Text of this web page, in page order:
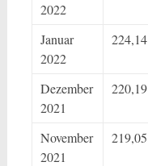
2022
Januar
2022
224,14
Dezember
2021
220,19
November
2021
219,05